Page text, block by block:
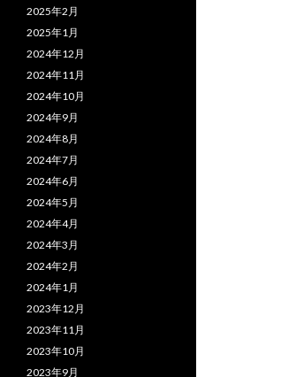
2025年2月
2025年1月
2024年12月
2024年11月
2024年10月
2024年9月
2024年8月
2024年7月
2024年6月
2024年5月
2024年4月
2024年3月
2024年2月
2024年1月
2023年12月
2023年11月
2023年10月
2023年9月